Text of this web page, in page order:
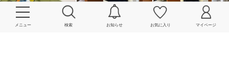
メニュー 検索 お知らせ お気に入り マイページ